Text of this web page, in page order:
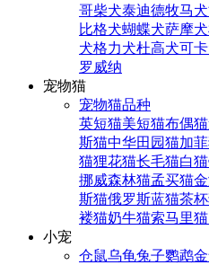
哥柴犬泰迪德牧马犬
比格犬蝴蝶犬萨摩犬
犬格力犬杜高犬可
罗威纳
宠物猫
宠物猫品种
英短猫美短猫布偶猫
斯猫中华田园猫加
猫狸花猫长毛猫白猫
挪威森林猫孟买猫
斯猫俄罗斯蓝猫茶
褛猫奶牛猫索马里猫
小宠
仓鼠乌龟兔子鹦鹉